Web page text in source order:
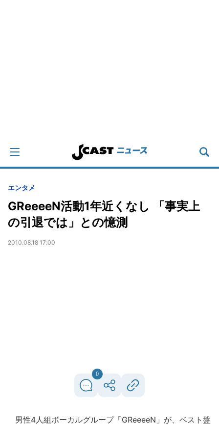
エンタメ
GReeeeN活動1年近くなし 「事実上
の引退では」との憶測
2010.08.18 17:00
0
男性4人組ボーカルグループ「GReeeeN」が、ベスト盤